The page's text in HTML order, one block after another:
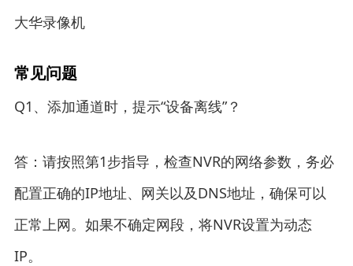
大华录像机
常见问题
Q1、添加通道时，提示“设备离线”？
答：请按照第1步指导，检查NVR的网络参数，务必
配置正确的IP地址、网关以及DNS地址，确保可以
正常上网。如果不确定网段，将NVR设置为动态
IP。